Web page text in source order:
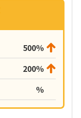
500％
200％
％